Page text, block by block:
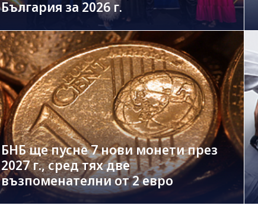
България за 2026 г.
БНБ ще пусне 7 нови монети през
2027 г., сред тях две
възпоменателни от 2 евро